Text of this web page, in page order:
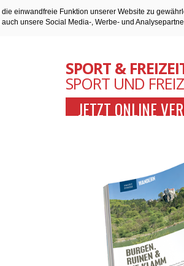
einwandfreie Funktion unserer Website zu
unsere Social Media-, Werbe- und
SPORT &
SPORT UND
JETZT ONLINE